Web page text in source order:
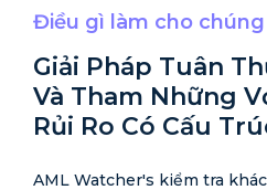
Điều gì làm cho
Giải Pháp Tuân
Và Tham Những
Rủi Ro Có Cấu
AML Watcher's kiểm tra